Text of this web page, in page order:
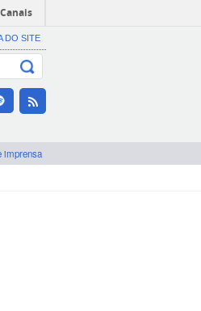
Canais
DO SITE
imprensa